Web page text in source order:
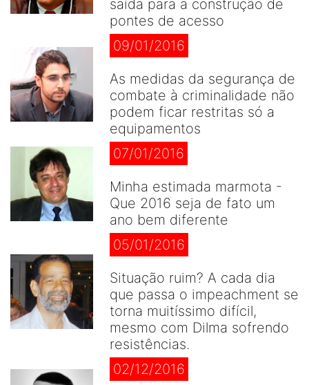
saída para a construção de
pontes de acesso
09/01/2016
As medidas da segurança de
combate à criminalidade não
podem ficar restritas só a
equipamentos
07/01/2016
Minha estimada marmota -
Que 2016 seja de fato um
ano bem diferente
05/01/2016
Situação ruim? A cada dia
que passa o impeachment se
torna muitíssimo difícil,
mesmo com Dilma sofrendo
resistências.
02/12/2016